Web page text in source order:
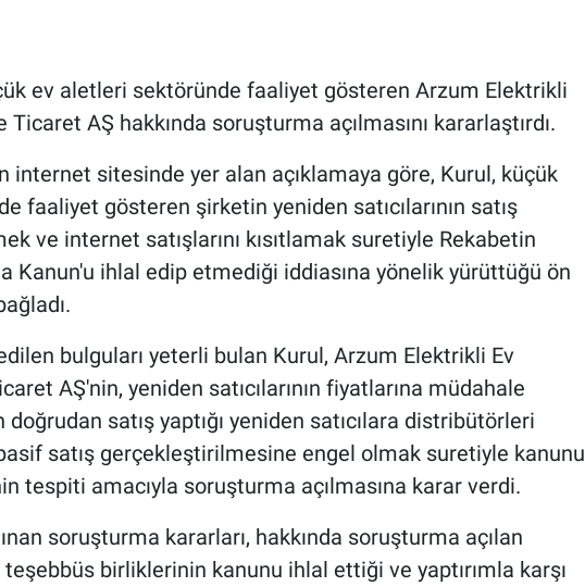
ev aletleri sektöründe faaliyet gösteren Arzum Elektrikli
AŞ hakkında soruşturma açılmasını kararlaştırdı.
internet sitesinde yer alan açıklamaya göre, Kurul, küçük
faaliyet gösteren şirketin yeniden satıcılarının satış
ve internet satışlarını kısıtlamak suretiyle Rekabetin
Kanun'u ihlal edip etmediği iddiasına yönelik yürüttüğü ön
bulguları yeterli bulan Kurul, Arzum Elektrikli Ev
AŞ'nin, yeniden satıcılarının fiyatlarına müdahale
satış yaptığı yeniden satıcılara distribütörleri
satış gerçekleştirilmesine engel olmak suretiyle kanunu
tespiti amacıyla soruşturma açılmasına karar verdi.
soruşturma kararları, hakkında soruşturma açılan
birliklerinin kanunu ihlal ettiği ve yaptırımla karşı